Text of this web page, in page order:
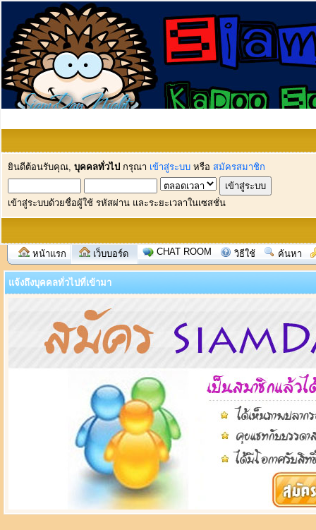
ยินดีต้อนรับคุณ, บุคคลทั่วไป กรุณา เข้าสู่ระบบ หรือ สมัครสมาชิก
เข้าสู่ระบบด้วยชื่อผู้ใช้ รหัสผ่าน และระยะเวลาในเซสชั่น
หน้าแรก เว็บบอร์ด CHAT ROOM วิธีใช้ ค้นหา
แจ้งถึงบุคคลทั่วไปที่เข้ามา